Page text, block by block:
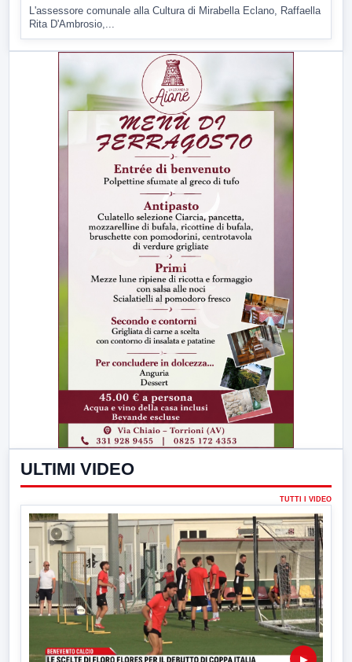
L'assessore comunale alla Cultura di Mirabella Eclano, Raffaella
Rita D'Ambrosio,...
ULTIMI VIDEO
TUTTI I VIDEO
▶